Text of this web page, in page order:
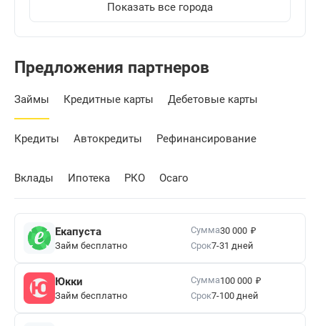
Показать все города
Предложения партнеров
Займы Кредитные карты Дебетовые карты
Кредиты Автокредиты Рефинансирование
Вклады Ипотека РКО Осаго
Екапуста
Займ бесплатно
Сумма30 000 ₽
Срок7-31 дней
Юкки
Займ бесплатно
Сумма100 000 ₽
Срок7-100 дней